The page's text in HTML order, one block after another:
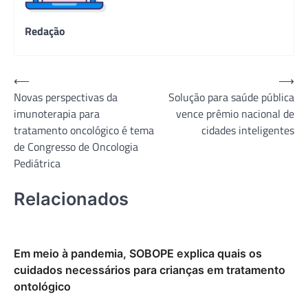
Redação
Navegação
de
Post
⟵
Novas perspectivas da
imunoterapia para
tratamento oncológico é tema
de Congresso de Oncologia
Pediátrica
Solução para saúde pública
vence prêmio nacional de
cidades inteligentes
⟶
Relacionados
Em meio à pandemia, SOBOPE explica quais os
cuidados necessários para crianças em tratamento
ontológico